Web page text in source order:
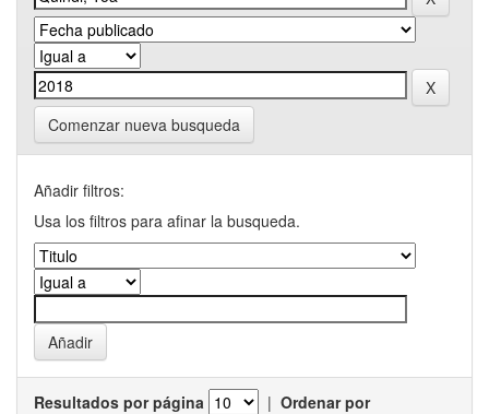
Comenzar nueva busqueda
Añadir filtros:
Usa los filtros para afinar la busqueda.
Resultados por página | Ordenar por